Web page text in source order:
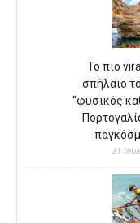
Το πιο
σπήλαιο
“φυσικός
31